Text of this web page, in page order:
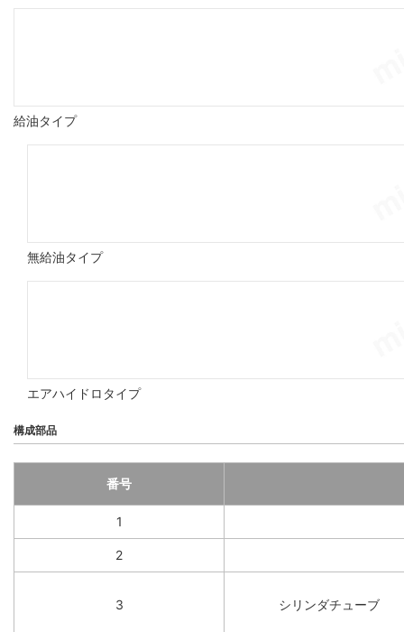
給油タイプ
無給油タイプ
エアハイドロタイプ
構成部品
番号
1
2
3 シリンダチューブ